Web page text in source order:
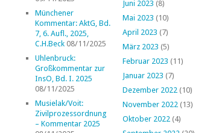
Münchener
Kommentar: AktG, Bd.
7, 6. Aufl., 2025,
C.H.Beck 08/11/2025
Uhlenbruck:
Großkommentar zur
InsO, Bd. I. 2025
08/11/2025
Musielak/Voit:
Zivilprozessordnung
– Kommentar 2025
Juni 2023 (8)
Mai 2023 (10)
April 2023 (7)
März 2023 (5)
Februar 2023 (11)
Januar 2023 (7)
Dezember 2022 (10)
November 2022 (13)
Oktober 2022 (4)